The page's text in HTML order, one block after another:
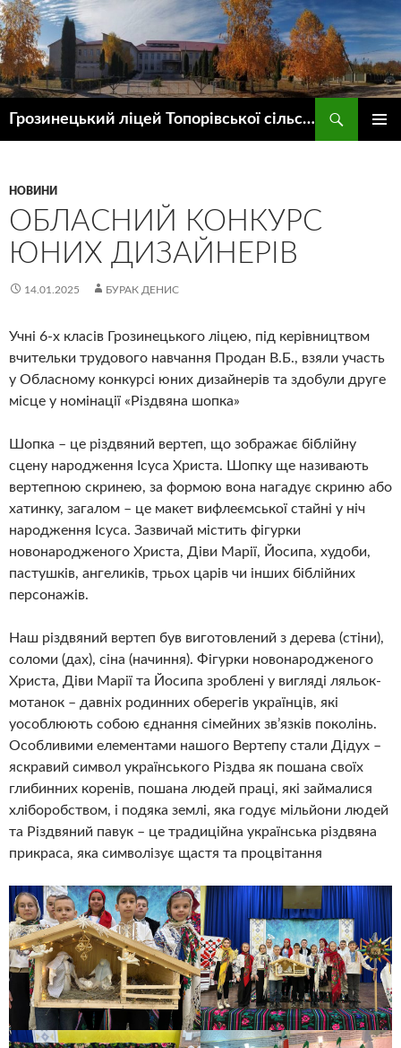
Грозинецький ліцей Топорівської сільської ради
НОВИНИ
ОБЛАСНИЙ КОНКУРС
ЮНИХ ДИЗАЙНЕРІВ
14.01.2025 БУРАК ДЕНИС
Учні 6-х класів Грозинецького ліцею, під керівництвом
вчительки трудового навчання Продан В.Б., взяли участь
у Обласному конкурсі юних дизайнерів та здобули друге
місце у номінації «Різдвяна шопка»
Шопка – це різдвяний вертеп, що зображає біблійну
сцену народження Ісуса Христа. Шопку ще називають
вертепною скринею, за формою вона нагадує скриню або
хатинку, загалом – це макет вифлеємської стайні у ніч
народження Ісуса. Зазвичай містить фігурки
новонародженого Христа, Діви Марії, Йосипа, худоби,
пастушків, ангеликів, трьох царів чи інших біблійних
персонажів.
Наш різдвяний вертеп був виготовлений з дерева (стіни),
соломи (дах), сіна (начиння). Фігурки новонародженого
Христа, Діви Марії та Йосипа зроблені у вигляді ляльок-
мотанок – давніх родинних оберегів українців, які
уособлюють собою єднання сімейних зв’язків поколінь.
Особливими елементами нашого Вертепу стали Дідух –
яскравий символ українського Різдва як пошана своїх
глибинних коренів, пошана людей праці, які займалися
хліборобством, і подяка землі, яка годує мільйони людей
та Різдвяний павук – це традиційна українська різдвяна
прикраса, яка символізує щастя та процвітання